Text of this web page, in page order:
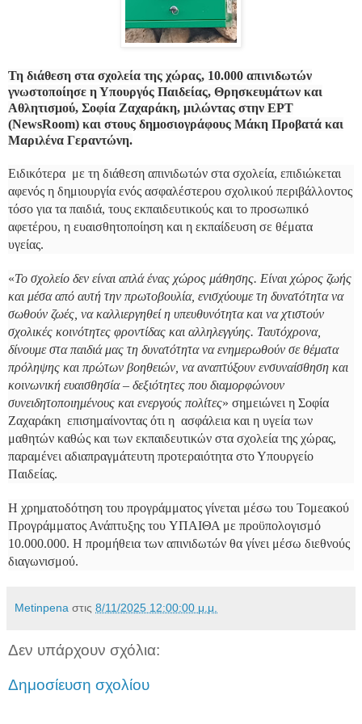
Τη διάθεση στα σχολεία της χώρας, 10.000 απινιδωτών
γνωστοποίησε η Υπουργός Παιδείας, Θρησκευμάτων και
Αθλητισμού, Σοφία Ζαχαράκη, μιλώντας στην ΕΡΤ
(NewsRoοm) και στους δημοσιογράφους Μάκη Προβατά και
Μαριλένα Γεραντώνη.
Ειδικότερα με τη διάθεση απινιδωτών στα σχολεία, επιδιώκεται
αφενός η δημιουργία ενός ασφαλέστερου σχολικού περιβάλλοντος
τόσο για τα παιδιά, τους εκπαιδευτικούς και το προσωπικό
αφετέρου, η ευαισθητοποίηση και η εκπαίδευση σε θέματα
υγείας.
«Το σχολείο δεν είναι απλά ένας χώρος μάθησης. Είναι χώρος ζωής
και μέσα από αυτή την πρωτοβουλία, ενισχύουμε τη δυνατότητα να
σωθούν ζωές, να καλλιεργηθεί η υπευθυνότητα και να χτιστούν
σχολικές κοινότητες φροντίδας και αλληλεγγύης. Ταυτόχρονα,
δίνουμε στα παιδιά μας τη δυνατότητα να ενημερωθούν σε θέματα
πρόληψης και πρώτων βοηθειών, να αναπτύξουν ενσυναίσθηση και
κοινωνική ευαισθησία – δεξιότητες που διαμορφώνουν
συνειδητοποιημένους και ενεργούς πολίτες» σημειώνει η Σοφία
Ζαχαράκη επισημαίνοντας ότι η ασφάλεια και η υγεία των
μαθητών καθώς και των εκπαιδευτικών στα σχολεία της χώρας,
παραμένει αδιαπραγμάτευτη προτεραιότητα στο Υπουργείο
Παιδείας.
Η χρηματοδότηση του προγράμματος γίνεται μέσω του Τομεακού
Προγράμματος Ανάπτυξης του ΥΠΑΙΘΑ με προϋπολογισμό
10.000.000. Η προμήθεια των απινιδωτών θα γίνει μέσω διεθνούς
διαγωνισμού.
Metinpena στις 8/11/2025 12:00:00 μ.μ.
Δεν υπάρχουν σχόλια:
Δημοσίευση σχολίου